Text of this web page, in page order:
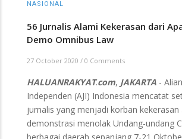
NASIONAL
56 Jurnalis Alami Kekerasan dari
Demo Omnibus Law
27 October 2020 / 0 Comments
HALUANRAKYAT.com, JAKARTA -
Independen (AJI) Indonesia mencatat
jurnalis yang menjadi korban
demonstrasi menolak Undang-undang